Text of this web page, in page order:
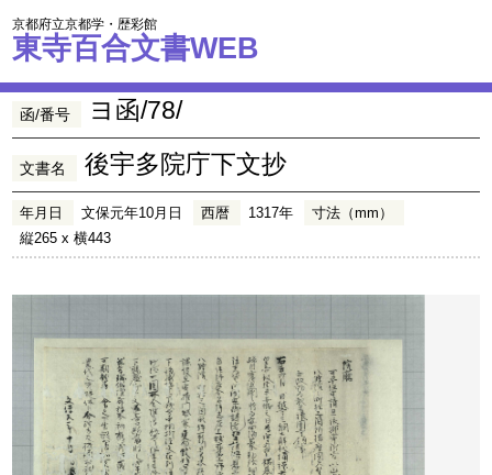
京都府立京都学・歴彩館
東寺百合文書WEB
函/番号 ヨ函/78/
文書名 後宇多院庁下文抄
年月日 文保元年10月日 西暦 1317年
寸法（mm）
縦265 x 横443